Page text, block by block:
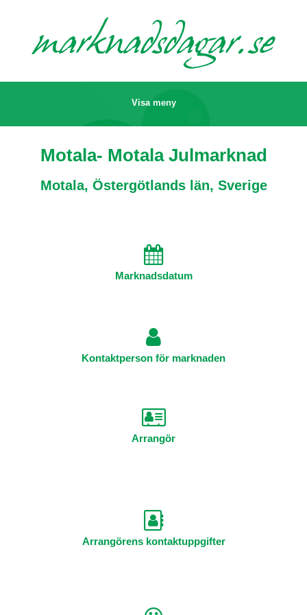
marknadsdagar.se
Visa meny
Motala- Motala Julmarknad
Motala, Östergötlands län, Sverige
Marknadsdatum
Kontaktperson för marknaden
Arrangör
Arrangörens kontaktuppgifter